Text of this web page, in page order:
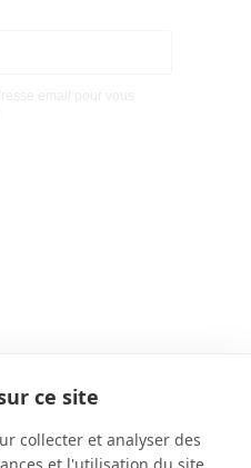
ce site
collecter et analyser des